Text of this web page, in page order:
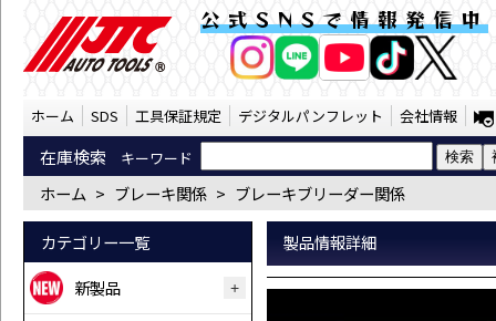
ブレーキシリンジ（JTC5533） |
公式SNSで情報発信中
ホーム SDS 工具保証規定 デジタルパンフレット 会社情報
在庫検索 キーワード
ホーム > ブレーキ関係 > ブレーキブリーダー関係
カテゴリー一覧
新製品
製品情報詳細
AI商品コンシェルジ
オンライン